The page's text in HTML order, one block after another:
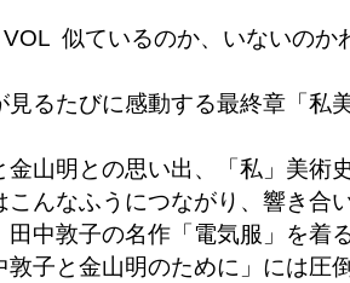
VOL 似ているのか、いないのか
見るたびに感動する最終章「私
金山明との思い出、「私」美術
こんなふうにつながり、響き合
田中敦子の名作「電気服」を着
敦子と金山明のために」には圧